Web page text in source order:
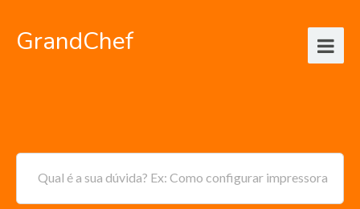
GrandChef
Qual é a sua dúvida? Ex: Como configurar impressora